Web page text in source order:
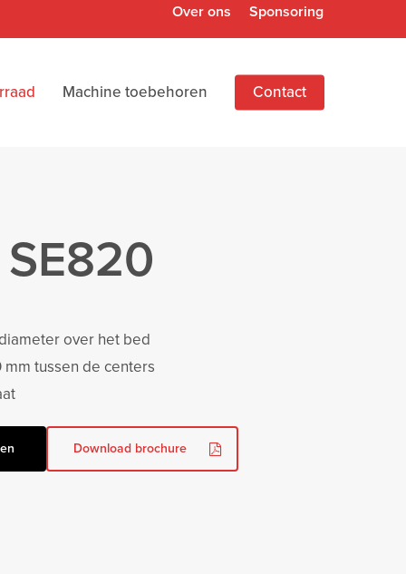
Over ons Sponsoring
Machine toebehoren Contact
over het bed
tussen de centers
Download brochure